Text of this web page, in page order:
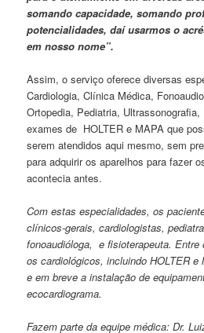
somando capacidade, somando
potencialidades, daí usarmos o
em nosso nome”.
Assim, o serviço oferece diversas
Cardiologia, Clínica Médica,
Ortopedia, Pediatria,
exames de HOLTER e MAPA que
serem atendidos aqui mesmo, sem
para adquirir os aparelhos para fazer
acontecia antes.
Com estas especialidades, os
clínicos-gerais, cardiologistas,
fonoaudióloga, e fisioterapeuta.
os cardiológicos, incluindo HOLTER e
e em breve a instalação de
ecocardiograma.
Fazem parte da equipe médica: Dr.